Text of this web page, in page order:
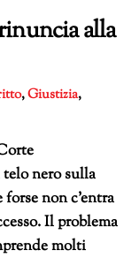
alla
,Giustizia,
nero sulla
non c’entra
Il problema
molti